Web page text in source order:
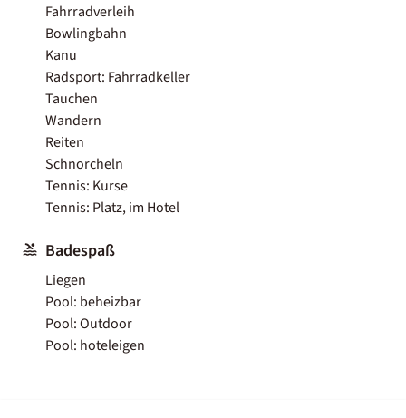
Fahrradverleih
Bowlingbahn
Kanu
Radsport: Fahrradkeller
Tauchen
Wandern
Reiten
Schnorcheln
Tennis: Kurse
Tennis: Platz, im Hotel
Badespaß
Liegen
Pool: beheizbar
Pool: Outdoor
Pool: hoteleigen